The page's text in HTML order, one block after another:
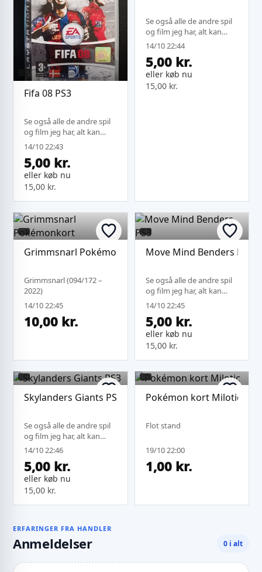
Fifa 08 PS3
Se også alle de andre spil
og film jeg har, alt kan
sendes under samme
fragt.
14/10 22:43
5,00 kr.
eller køb nu
15,00 kr.
Se også alle de andre spil
og film jeg har, alt kan
sendes under samme
14/10 22:44
5,00 kr.
eller køb nu
15,00 kr.
Grimmsnarl Pokémonkort
Grimmsnarl (094/172 –
2022)
14/10 22:45
10,00 kr.
Move Mind Benders PS3
Se også alle de andre spil
og film jeg har, alt kan
sendes under samme
fragt.
14/10 22:45
5,00 kr.
eller køb nu
15,00 kr.
Skylanders Giants PS3
Se også alle de andre spil
og film jeg har, alt kan
sendes under samme
14/10 22:46
5,00 kr.
eller køb nu
15,00 kr.
Pokémon kort Milotic
Flot stand
19/10 22:00
1,00 kr.
ERFARINGER FRA HANDLER
Anmeldelser 0 i alt